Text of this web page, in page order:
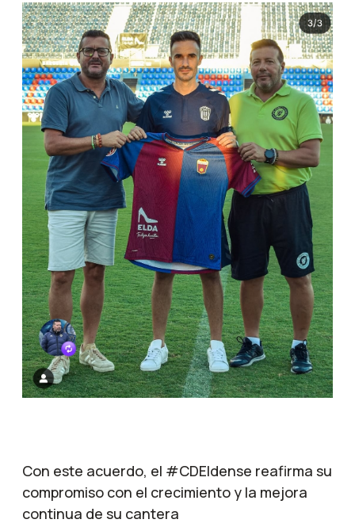
Con este acuerdo, el #CDEldense reafirma su
compromiso con el crecimiento y la mejora
continua de su cantera